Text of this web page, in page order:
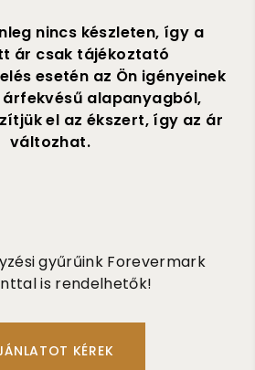
nincs készleten, így a
ár csak tájékoztató
esetén az Ön igényeinek
árfekvésű alapanyagból,
el az ékszert, így az ár
változhat.
gyűrűink Forevermark
is rendelhetők!